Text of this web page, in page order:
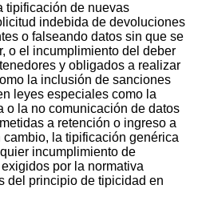
tipificación de nuevas
indebida de devoluciones
o falseando datos sin que se
o el incumplimiento del deber
y obligados a realizar
la inclusión de sanciones
leyes especiales como la
o la no comunicación de datos
a retención o ingreso a
la tipificación genérica
incumplimiento de
por la normativa
del principio de tipicidad en